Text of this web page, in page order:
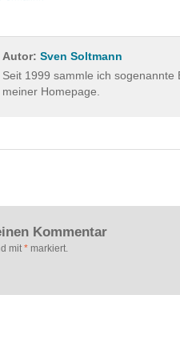
Autor: Sven Soltmann
Seit 1999 sammle ich
meiner Homepage.
Kommentar
mit * markiert.